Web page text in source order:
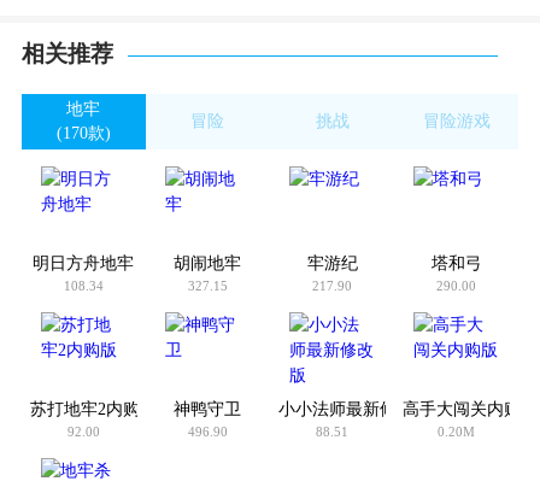
相关推荐
地牢
(170款)
冒险
挑战
冒险游戏
明日方舟地牢
108.34
胡闹地牢
327.15
牢游纪
217.90
塔和弓
290.00
苏打地牢2内购版
92.00
神鸭守卫
496.90
小小法师最新修改版
88.51
高手大闯关内购版
0.20M